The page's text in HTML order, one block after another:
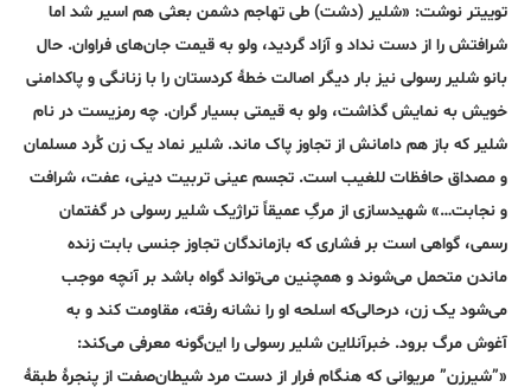
توییتر نوشت: «‏شلیر (دشت) طی تهاجم دشمن بعثی هم اسیر شد اما
شرافتش را از دست نداد و آزاد گردید، ولو به قیمت جان‌های فراوان. حال
بانو ‎شلیر رسولی نیز بار دیگر اصالت خطۀ کردستان را با ‎زنانگی و ‎پاکدامنی
خویش به نمایش گذاشت، ولو به قیمتی بسیار گران. چه رمزیست در نام
شلیر که باز هم دامانش از تجاوز پاک ماند‌. ‏شلیر نماد یک زن ‌کُرد مسلمان
و مصداق حافظات للغیب است. تجسم عینی تربیت دینی، عفت، شرافت
و نجابت…» شهیدسازی از مرگِ عمیقاً تراژیک شلیر رسولی در گفتمان
رسمی، گواهی است بر فشاری که بازماندگان تجاوز جنسی بابت زنده
ماندن متحمل می‌شوند و همچنین می‌تواند گواه باشد بر آنچه موجب
می‌شود یک زن، در‌حالی‌که اسلحه او را نشانه رفته، مقاومت کند و به
آغوش مرگ برود. خبرآنلاین شلیر رسولی را این‌گونه معرفی می‌کند:
«”شیرزن” مریوانی که هنگام فرار از دست مرد شیطان‌صفت از پنجرۀ طبقۀ